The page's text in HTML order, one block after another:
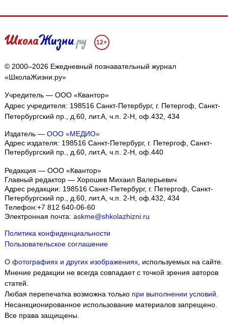
12+
© 2000–2026 Ежедневный познавательный журнал
«ШколаЖизни.ру»
Учредитель — ООО «Квантор»
Адрес учредителя: 198516 Санкт-Петербург, г. Петергоф, Санкт-
Петербургский пр., д.60, лит.А, ч.п. 2-Н, оф.432, 434
Издатель — ООО «МЕДИО»
Адрес издателя: 198516 Санкт-Петербург, г. Петергоф, Санкт-
Петербургский пр., д.60, лит.А, ч.п. 2-Н, оф.440
Редакция — ООО «Квантор»
Главный редактор — Хорошев Михаил Валерьевич
Адрес редакции: 198516 Санкт-Петербург, г. Петергоф, Санкт-
Петербургский пр., д.60, лит.А, ч.п. 2-Н, оф.432, 434
Телефон:+7 812 640-06-60
Электронная почта: askme@shkolazhizni.ru
Политика конфиденциальности
Пользовательское соглашение
О фотографиях и других изображениях, используемых на сайте.
Мнение редакции не всегда совпадает с точкой зрения авторов
статей.
Любая перепечатка возможна только при выполнении условий.
Несанкционированное использование материалов запрещено.
Все права защищены.